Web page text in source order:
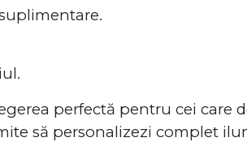
perfectă pentru cei care
să personalizezi complet